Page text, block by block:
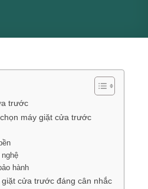
trước
máy giặt cửa trước
hành
cửa trước đáng cân nhắc